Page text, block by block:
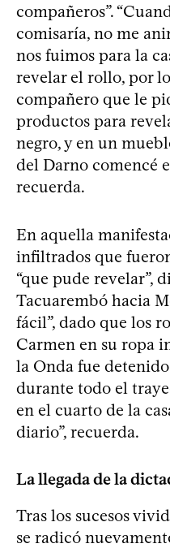
compañeros”.
comisaría, no me
nos fuimos para la
revelar el rollo, por
compañero que le
productos para
negro, y en un
del Darno comencé
recuerda.
En aquella
infiltrados que
“que pude revelar”,
Tacuarembó hacia
fácil”, dado que los
Carmen en su ropa
la Onda fue
durante todo el
en el cuarto de la
diario”, recuerda.
La llegada de la
Tras los sucesos
se radicó